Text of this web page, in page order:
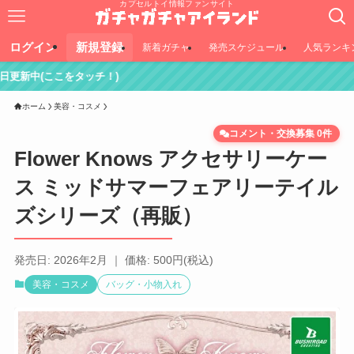
カプセルトイ情報ファンサイト
ログイン 新規登録 新着ガチャ 発売スケジュール 人気ランキ
チ！)
ホーム 美容・コスメ
Flower Knows アクセサリーケー
ス ミッドサマーフェアリーテイル
ズシリーズ（再販）
コメント・交換募集 0件
発売日: 2026年2月 ｜ 価格: 500円(税込)
美容・コスメ バッグ・小物入れ